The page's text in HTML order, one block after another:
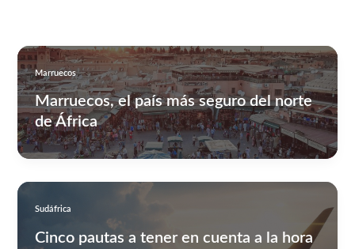
Marruecos
Marruecos, el país más seguro del norte
de África
Sudáfrica
Cinco pautas a tener en cuenta a la hora